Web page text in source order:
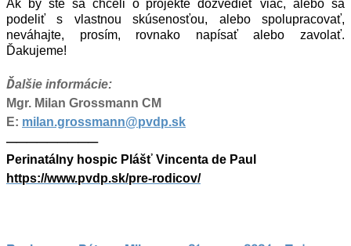
Ak by ste sa chceli o projekte dozvedieť viac, alebo sa
podeliť s vlastnou skúsenosťou, alebo spolupracovať,
neváhajte, prosím, rovnako napísať alebo zavolať.
Ďakujeme!
Ďalšie informácie:
Mgr. Milan Grossmann CM
E: milan.grossmann@pvdp.sk
—————————
Perinatálny hospic Plášť Vincenta de Paul
https://www.pvdp.sk/pre-rodicov/